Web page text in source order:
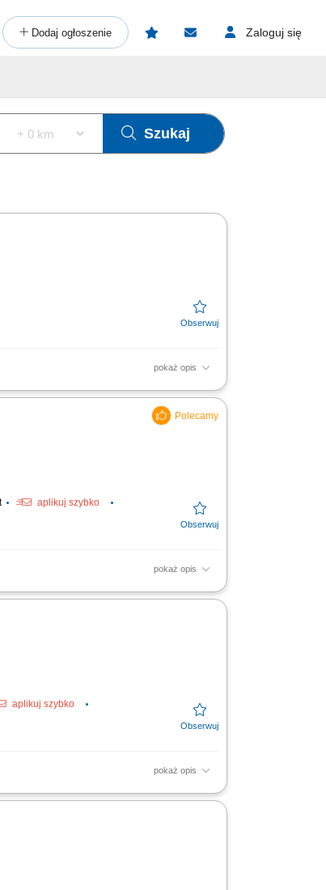
Dodaj ogłoszenie Zaloguj się
Szukaj
pokaż opis
w realizacji bieżących prac
aplikuj szybko
pokaż opis
w kuchni oraz na
aplikuj szybko
pokaż opis
naczyń;